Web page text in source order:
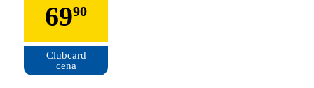
6990
Clubcard
cena